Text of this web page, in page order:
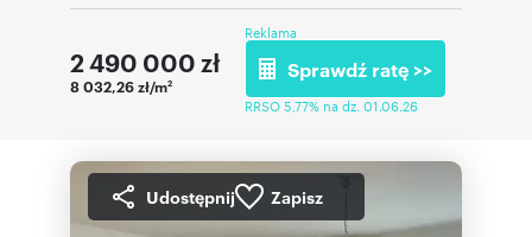
2 490 000 zł
8 032,26 zł/m2
Reklama
Sprawdź ratę >>
RRSO 5,77% na dz. 01.06.26
Udostępnij Zapisz